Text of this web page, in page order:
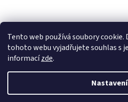
Tento web používá soubory
tohoto webu vyjadřujete souhlas s
informacízde.
Nastavení
á